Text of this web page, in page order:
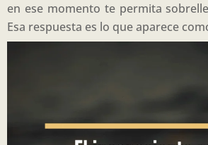
en ese momento te permita
Esa respuesta es lo que aparece